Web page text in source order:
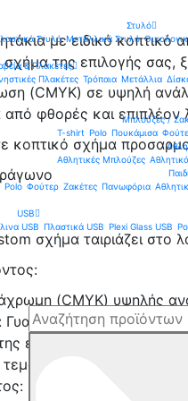
Στυλό
Στυλό Μεταλλικά Στυλό
& Πλακέτες
Πλακέτες Τρόπαια Μετάλλια
Μπλούζες /
T-shirt Polo Πουκάμισα
Aθλητικές Μπλούζες
Polo Φούτερ Ζακέτες Πανωφόρια
USB
USB Πλαστικά USB Plexi Glass USB
με ειδικό
της επιλογής σας,
(CMYK) σε υψηλή
φθορές και
κοπτικό σχήμα
σχήμα ταιριάζει στο
(CMYK) υψηλής
για προστασία
επιλογής σας
MAG1